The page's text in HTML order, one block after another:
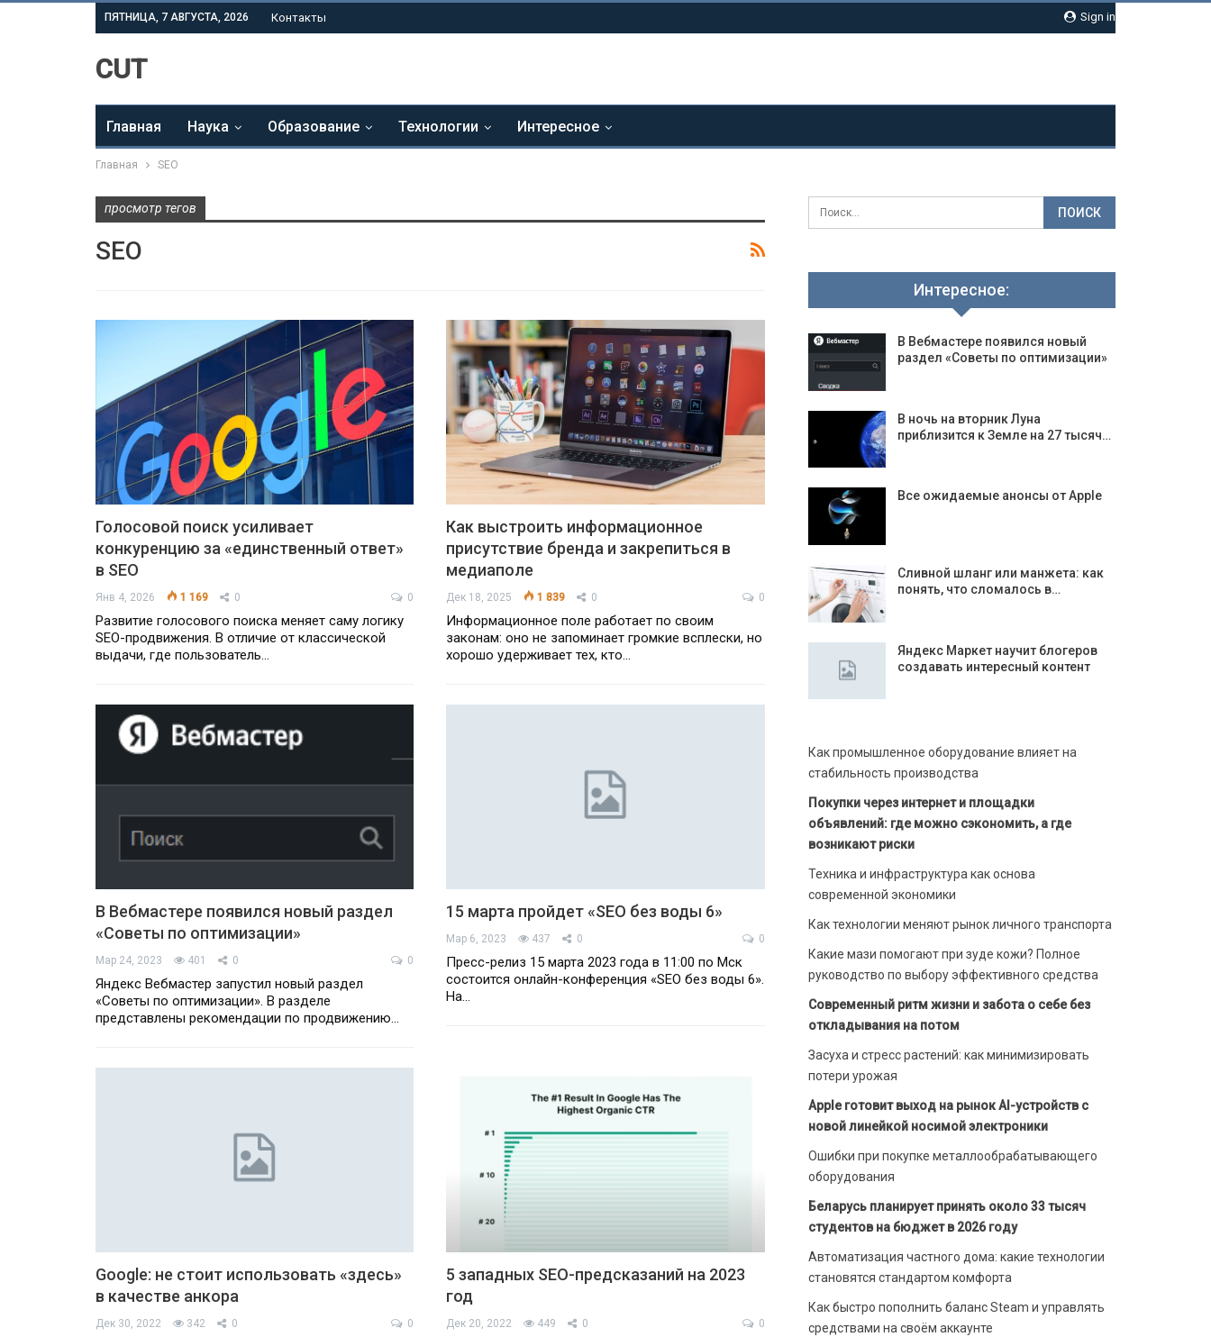
Sign in
ПЯТНИЦА, 7 АВГУСТА, 2026 Контакты
CUT
Главная Наука Образование Технологии Интересное
Главная SEO
просмотр тегов
SEO
Голосовой поиск усиливает
конкуренцию за «единственный ответ»
в SEO
Янв 4, 2026 1 169 0 0
Развитие голосового поиска меняет саму логику
SEO-продвижения. В отличие от классической
выдачи, где пользователь…
Как выстроить информационное
присутствие бренда и закрепиться в
медиаполе
Дек 18, 2025 1 839 0 0
Информационное поле работает по своим
законам: оно не запоминает громкие всплески, но
хорошо удерживает тех, кто…
В Вебмастере появился новый раздел
«Советы по оптимизации»
Мар 24, 2023 401 0 0
Яндекс Вебмастер запустил новый раздел
«Советы по оптимизации». В разделе
представлены рекомендации по продвижению…
15 марта пройдет «SEO без воды 6»
Мар 6, 2023 437 0 0
Пресс-релиз 15 марта 2023 года в 11:00 по Мск
состоится онлайн-конференция «SEO без воды 6».
На…
Google: не стоит использовать «здесь»
в качестве анкора
Дек 30, 2022 342 0 0
5 западных SEO-предсказаний на 2023
год
Дек 20, 2022 449 0 0
Интересное:
В Вебмастере появился новый
раздел «Советы по оптимизации»
В ночь на вторник Луна
приблизится к Земле на 27 тысяч…
Все ожидаемые анонсы от Apple
Сливной шланг или манжета: как
понять, что сломалось в…
Яндекс Маркет научит блогеров
создавать интересный контент
Как промышленное оборудование влияет на
стабильность производства
Покупки через интернет и площадки
объявлений: где можно сэкономить, а где
возникают риски
Техника и инфраструктура как основа
современной экономики
Как технологии меняют рынок личного транспорта
Какие мази помогают при зуде кожи? Полное
руководство по выбору эффективного средства
Современный ритм жизни и забота о себе без
откладывания на потом
Засуха и стресс растений: как минимизировать
потери урожая
Apple готовит выход на рынок AI-устройств с
новой линейкой носимой электроники
Ошибки при покупке металлообрабатывающего
оборудования
Беларусь планирует принять около 33 тысяч
студентов на бюджет в 2026 году
Автоматизация частного дома: какие технологии
становятся стандартом комфорта
Как быстро пополнить баланс Steam и управлять
средствами на своём аккаунте